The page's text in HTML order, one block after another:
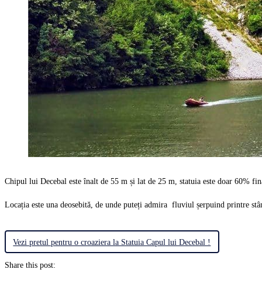
Chipul lui Decebal este înalt de 55 m și lat de 25 m, statuia este doar 60%
Locația este una deosebită, de unde puteți admira fluviul șerpuind printre
Vezi pretul pentru o croaziera la Statuia Capul lui Decebal !
Share this post: